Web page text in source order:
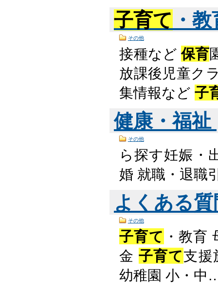
子育て ・
その他
接種など保育
放課後児童ク
集情報など子
健康・福祉
その他
ら探す妊娠・
婚 就職・退職
よくある
その他
子育て ・教育
金子育て支
幼稚園 小・中